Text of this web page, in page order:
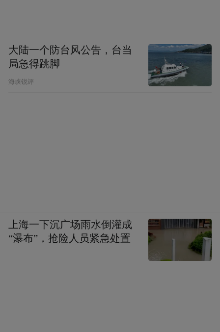
大陆一个防台风公告，台当
局急得跳脚
海峡锐评
上海一下沉广场雨水倒灌成
“瀑布”，抢险人员紧急处置